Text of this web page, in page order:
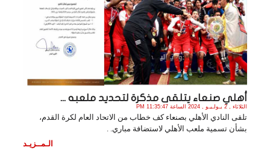
أهلي صنعاء يتلقى مذكرة لتحديد ملعبه ...
الثلاثاء , 2 يـولـيـو , 2024 الساعة 11:35:47 PM
تلقى النادي الأهلي بصنعاء كف خطاب من الاتحاد العام لكرة القدم،
بشأن تسمية ملعب الأهلي لاستضافة مباري. .
الـمــزيـد